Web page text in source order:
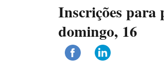
Inscrições para
domingo, 16